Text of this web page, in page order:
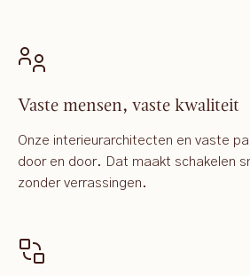
Vaste mensen, vaste kwaliteit
Onze interieurarchitecten en vaste
door en door. Dat maakt schakelen
zonder verrassingen.